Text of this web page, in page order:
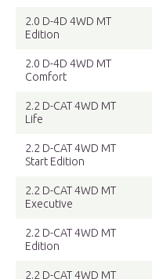
2.0 D-4D 4WD MT
Edition
2.0 D-4D 4WD MT
Comfort
2.2 D-CAT 4WD MT
Life
2.2 D-CAT 4WD MT
Start Edition
2.2 D-CAT 4WD MT
Executive
2.2 D-CAT 4WD MT
Edition
2.2 D-CAT 4WD MT